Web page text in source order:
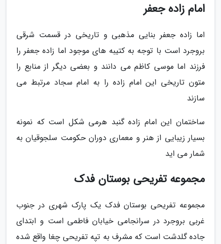
امام زاده جعفر
اما زاده جعفر بنایی مذهبی و تاریخی در قسمت شرقی
بروجرد است با توجه به کتیبه های موجود اما زاده جعفر را
فرزند اما موسی کاظم می دانند و بعضی دیگر از منابع را
متون تاریخی این امام زاده را به امام سجاد مرتبط می
سازند
ساختمان این امام زاده گنبد هرمی شکل است که نمونه
بسیار زیبایی از هنر و معماری دوران حکومت سلجوقیان به
شمار می اید
مجموعه تفریحی بوستان فدک
مجموعه تفریحی بوستان فدک یک پارک شهری در جنوب
غربی بروجرد در سرانجامی خیابان فاطمی است و ابتدای
جاده گلدشت است که مشرف به تپه تفریحی چغا واقع شده